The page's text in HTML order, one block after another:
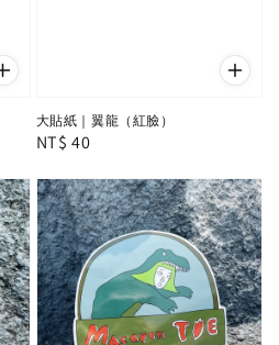
大貼紙｜翼龍（紅臉）
Regular
NT$ 40